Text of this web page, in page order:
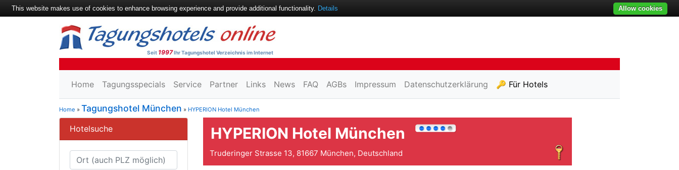
Seit 1997Ihr Tagungshotel Verzeichnis im Internet
Home Tagungsspecials Service Partner Links News FAQ AGBs Impressum Datenschutzerklärung 🔑 Für Hotels
Home » Tagungshotel München » HYPERION Hotel München
Hotelsuche HYPERION Hotel München
Truderinger Strasse 13, 81667 München, Deutschland
This website makes use of cookies to enhance browsing experience and provide additional functionality. Details Allow cookies